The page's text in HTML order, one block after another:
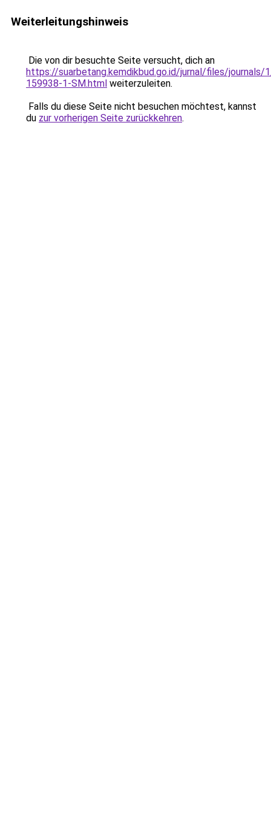
Weiterleitungshinweis
Die von dir besuchte Seite versucht, dich an
https://suarbetang.kemdikbud.go.id/jurnal/files/
159938-1-SM.html weiterzuleiten.
Falls du diese Seite nicht besuchen möchtest, kannst
du zur vorherigen Seite zurückkehren.